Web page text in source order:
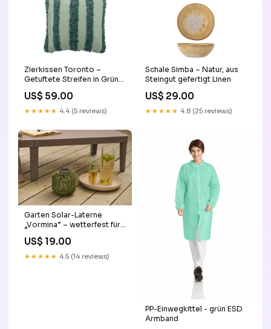
Zierkissen Toronto –
Getuftete Streifen in Grün
Extra_LED Beleuchtung
US$ 59.00
★★★★★ 4.4 (5 reviews)
Schale Simba – Natur, aus
Steingut gefertigt Linen
US$ 29.00
★★★★★ 4.8 (25 reviews)
Garten Solar-Laterne
„Vormina“ – wetterfest für
Balkon & Outdoor-Bereich
Stil:grün
US$ 19.00
★★★★★ 4.5 (14 reviews)
PP-Einwegkittel - grün ESD
Armband